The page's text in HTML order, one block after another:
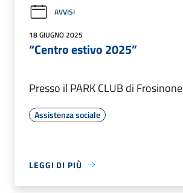
AVVISI
18 GIUGNO 2025
“Centro estivo 2025”
Presso il PARK CLUB di Frosinone
Assistenza sociale
LEGGI DI PIÙ